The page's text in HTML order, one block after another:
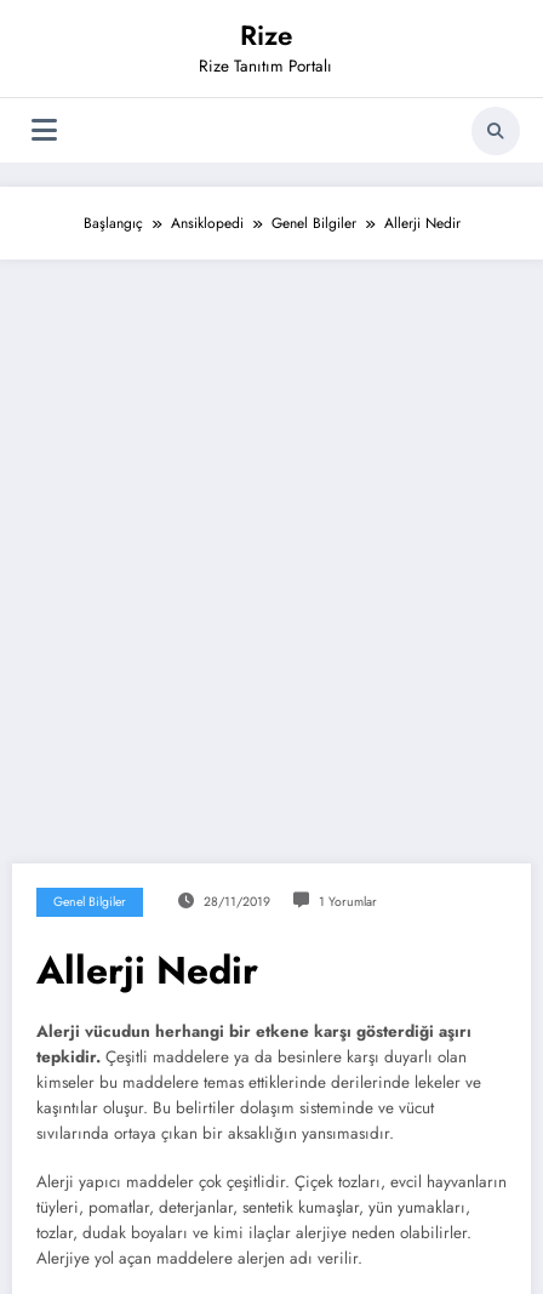
Rize
Rize Tanıtım Portalı
Başlangıç Ansiklopedi Genel Bilgiler Allerji Nedir
Genel Bilgiler 28/11/2019 1 Yorumlar
Allerji Nedir
Alerji vücudun herhangi bir etkene karşı gösterdiği aşırı
tepkidir. Çeşitli maddelere ya da besinlere karşı duyarlı olan
kimseler bu maddelere temas ettiklerinde derilerinde lekeler ve
kaşıntılar oluşur. Bu belirtiler dolaşım sisteminde ve vücut
sıvılarında ortaya çıkan bir aksaklığın yansımasıdır.
Alerji yapıcı maddeler çok çeşitlidir. Çiçek tozları, evcil hayvanların
tüyleri, pomatlar, deterjanlar, sentetik kumaşlar, yün yumakları,
tozlar, dudak boyaları ve kimi ilaçlar alerjiye neden olabilirler.
Alerjiye yol açan maddelere alerjen adı verilir.